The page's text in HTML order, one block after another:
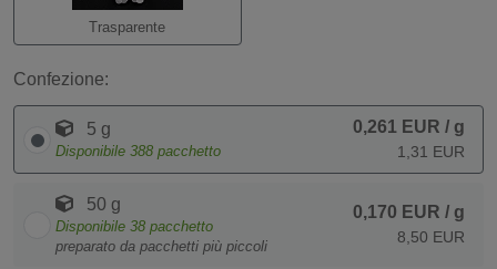
Trasparente
Confezione:
5 g
Disponibile 388 pacchetto
0,261 EUR / g
1,31 EUR
50 g
Disponibile 38 pacchetto
preparato da pacchetti più piccoli
0,170 EUR / g
8,50 EUR